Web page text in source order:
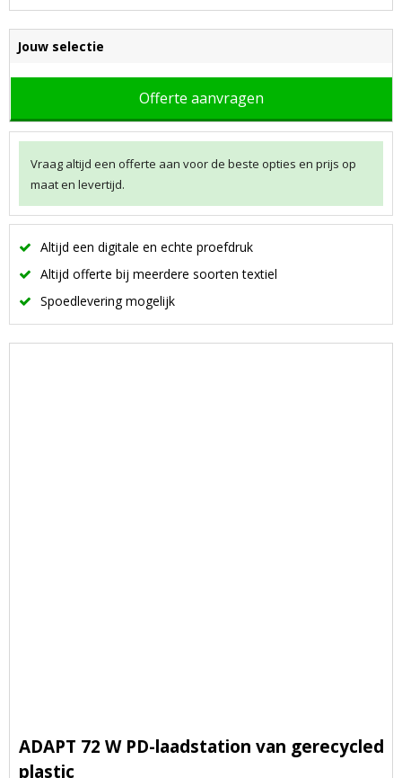
Jouw selectie
Offerte aanvragen
Vraag altijd een offerte aan voor de beste opties en prijs op
maat en levertijd.
Altijd een digitale en echte proefdruk
Altijd offerte bij meerdere soorten textiel
Spoedlevering mogelijk
ADAPT 72 W PD-laadstation van gerecycled
plastic